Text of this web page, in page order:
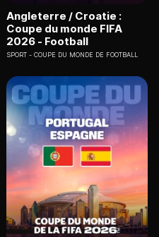
Angleterre / Croatie :
Coupe du monde FIFA
2026 - Football
SPORT COUPE DU MONDE DE FOOTBALL